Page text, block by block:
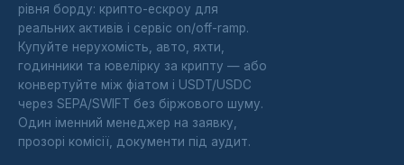
рівня борду: крипто-ескроу для
реальних активів і сервіс on/off-ramp.
Купуйте нерухомість, авто, яхти,
годинники та ювелірку за крипту — або
конвертуйте між фіатом і USDT/USDC
через SEPA/SWIFT без біржового шуму.
Один іменний менеджер на заявку,
прозорі комісії, документи під аудит.